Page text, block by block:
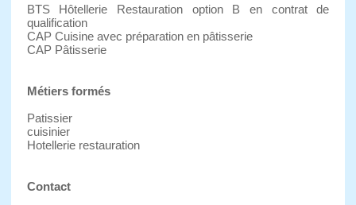
BTS Hôtellerie Restauration option B en contrat de
qualification
CAP Cuisine avec préparation en pâtisserie
CAP Pâtisserie
Métiers formés
Patissier
cuisinier
Hotellerie restauration
Contact